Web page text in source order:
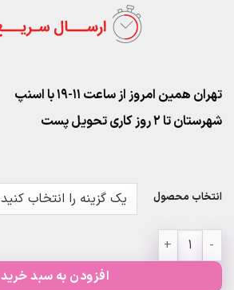
تهران همین امروز از ساعت ۱۱-۱۹ با اسنپ
شهرستان تا 2 روز کاری تحویل پست
انتخاب محصول
اقلام تم تولد پرنسس های دیزنی از عدد
افزودن به سبد خرید